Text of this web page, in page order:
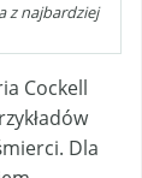
z najbardziej
Cockell
Dla